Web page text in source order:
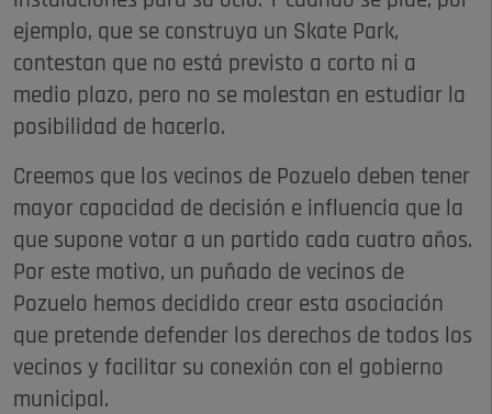
ejemplo, que se construya un Skate Park,
contestan que no está previsto a corto ni a
medio plazo, pero no se molestan en estudiar la
posibilidad de hacerlo.
Creemos que los vecinos de Pozuelo deben tener
mayor capacidad de decisión e influencia que la
que supone votar a un partido cada cuatro años.
Por este motivo, un puñado de vecinos de
Pozuelo hemos decidido crear esta asociación
que pretende defender los derechos de todos los
vecinos y facilitar su conexión con el gobierno
municipal.